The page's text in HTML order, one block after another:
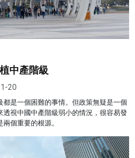
中產階級
20
都是一個困難的事情。但政策無疑是一個
透視中國中產階級弱小的情況，很容易發
個重要的根源。